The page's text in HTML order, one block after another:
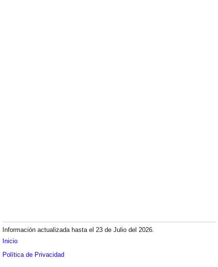
Información actualizada hasta el 23 de Julio del 2026.
Inicio
Política de Privacidad